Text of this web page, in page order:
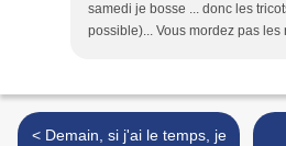
samedi je bosse ... donc les
possible)... Vous mordez pas les
< Demain, si j'ai le temps, je